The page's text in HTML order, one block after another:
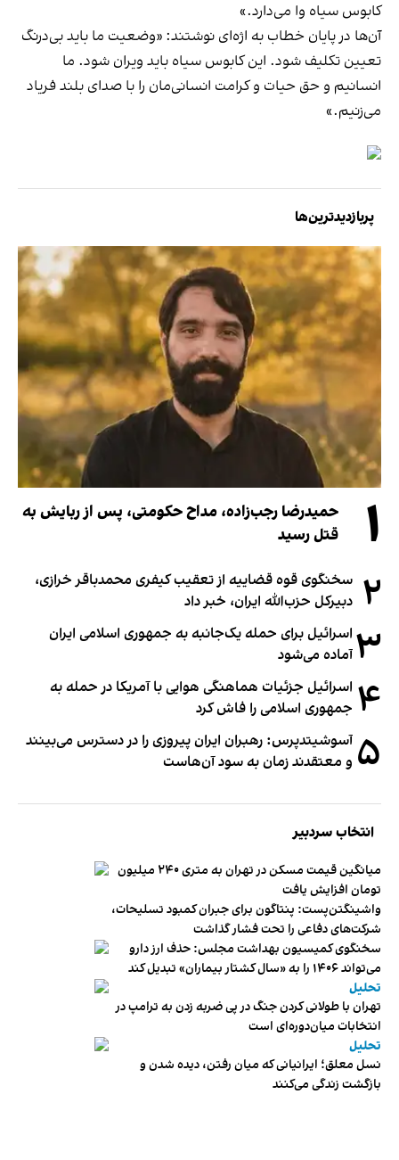
کابوس سیاه وا می‌دارد.»
آن‌ها در پایان خطاب به اژه‌ای نوشتند: «وضعیت ما باید بی‌درنگ
تعیین تکلیف شود. این کابوس سیاه باید ویران شود. ما
انسانیم و حق حیات و کرامت انسانی‌مان را با صدای بلند فریاد
می‌زنیم.»
پربازدیدترین‌ها
۱
حمیدرضا رجب‌زاده، مداح حکومتی، پس از ربایش به
قتل رسید
۲ سخنگوی قوه قضاییه از تعقیب کیفری محمدباقر خرازی،
دبیر‌کل حزب‌الله ایران، خبر داد
۳ اسرائیل برای حمله یک‌جانبه به جمهوری اسلامی ایران
آماده می‌شود
۴ اسرائیل جزئیات هماهنگی هوایی با آمریکا در حمله به
جمهوری اسلامی را فاش کرد
۵ آسوشیتدپرس: رهبران ایران پیروزی را در دسترس می‌بینند
و معتقدند زمان به سود آن‌هاست
انتخاب سردبیر
میانگین قیمت مسکن در تهران به متری ۲۴۰ میلیون
تومان افزایش یافت
واشینگتن‌پست: پنتاگون برای جبران کمبود تسلیحات،
شرکت‌های دفاعی را تحت فشار گذاشت
سخنگوی کمیسیون بهداشت مجلس: حذف ارز دارو
می‌تواند ۱۴۰۶ را به «سال کشتار بیماران» تبدیل کند
تحلیل
تهران با طولانی کردن جنگ در پی ضربه زدن به ترامپ در
انتخابات میان‌دوره‌ای است
تحلیل
نسل معلق؛ ایرانیانی که میان رفتن، دیده شدن و
بازگشت زندگی می‌کنند